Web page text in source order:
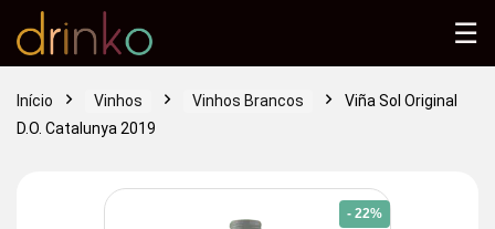
Início Vinhos Vinhos Brancos
Viña Sol Original
D.O. Catalunya 2019
- 22%
☰